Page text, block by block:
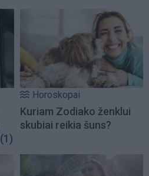
(1)
Horoskopai
Kuriam Zodiako ženklui
skubiai reikia šuns?